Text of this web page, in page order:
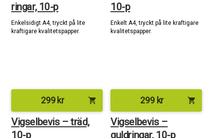
ringar, 10-p
Enkelsidigt A4, tryckt på lite
kraftigare kvalitetspapper.
10-p
Enkelt A4, tryckt på lite kraftigare
kvalitetspapper.
299kr shopping_cart
Vigselbevis – träd,
10-p
299 kr shopping_cart
Vigselbevis –
guldringar, 10-p